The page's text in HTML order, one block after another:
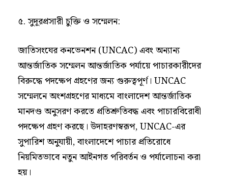
৫. সুদূরপ্রসারী চুক্তি ও সম্মেলন:
জাতিসংঘের কনভেনশন (UNCAC) এবং অন্যান্য
আন্তর্জাতিক সম্মেলন আন্তর্জাতিক পর্যায়ে পাচারকারীদের
বিরুদ্ধে পদক্ষেপ গ্রহণের জন্য গুরুত্বপূর্ণ। UNCAC
সম্মেলনে অংশগ্রহণের মাধ্যমে বাংলাদেশ আন্তর্জাতিক
মানদণ্ড অনুসরণ করতে প্রতিশ্রুতিবদ্ধ এবং পাচারবিরোধী
পদক্ষেপ গ্রহণ করছে। উদাহরণস্বরূপ, UNCAC-এর
সুপারিশ অনুযায়ী, বাংলাদেশে পাচার প্রতিরোধে
নিয়মিতভাবে নতুন আইনগত পরিবর্তন ও পর্যালোচনা করা
হয়।